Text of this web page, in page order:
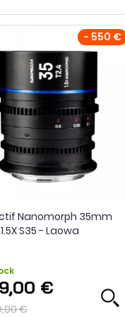
- 550 €
Nanomorph 35mm
S35 - Laowa
€
€